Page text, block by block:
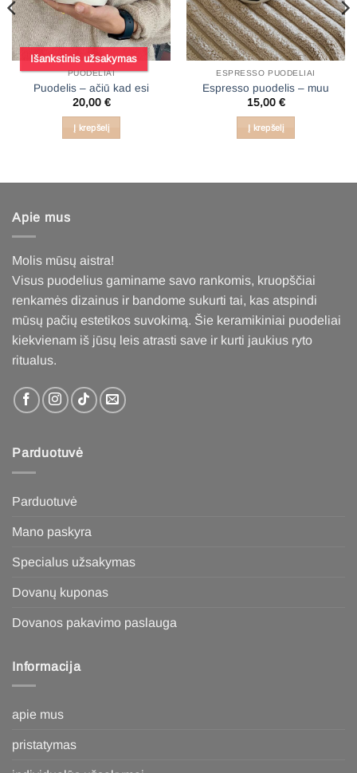
PUODELIAI
Išankstinis užsakymas
Puodelis – ačiū kad esi
20,00 €
Į krepšelį
ESPRESSO PUODELIAI
Espresso puodelis – muu
15,00 €
Į krepšelį
Apie mus
Molis mūsų aistra!
Visus puodelius gaminame savo rankomis, kruopščiai
renkamės dizainus ir bandome sukurti tai, kas atspindi
mūsų pačių estetikos suvokimą. Šie keramikiniai puodeliai
kiekvienam iš jūsų leis atrasti save ir kurti jaukius ryto
ritualus.
Parduotuvė
Parduotuvė
Mano paskyra
Specialus užsakymas
Dovanų kuponas
Dovanos pakavimo paslauga
Informacija
apie mus
pristatymas